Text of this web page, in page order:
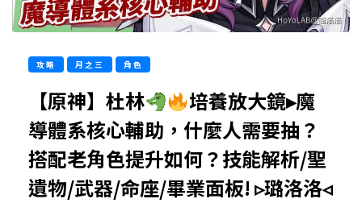
攻略 月之三 角色
【原神】杜林
培養放大鏡▸魔
導體系核心輔助，什麼人需要抽？
搭配老角色提升如何？技能解析/聖
遺物/武器/命座/畢業面板! ▹璐洛洛◃